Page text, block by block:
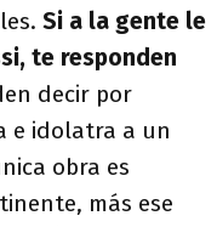
Si a la gente le
te responden
decir por
e idolatra a un
obra es
más ese